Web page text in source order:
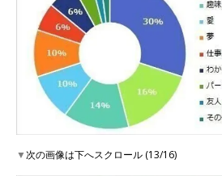
▼次の画像は下へスクロール (13/16)